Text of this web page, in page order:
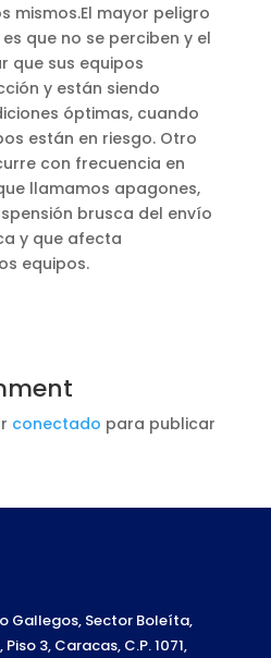
mismos.El mayor peligro
que no se perciben y el
que sus equipos
y están siendo
óptimas, cuando
están en riesgo. Otro
con frecuencia en
llamamos apagones,
brusca del envío
y que afecta
equipos.
conectado para publicar
Gallegos, Sector Boleíta,
3, Caracas, C.P. 1071,